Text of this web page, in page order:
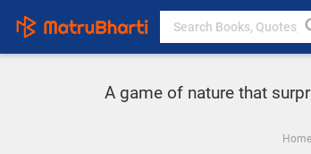
A game of nature that
Home